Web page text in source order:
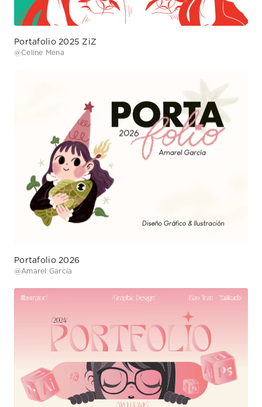
Portafolio 2025 ZiZ
@Celine Mena
Portafolio 2026
@Amarel García